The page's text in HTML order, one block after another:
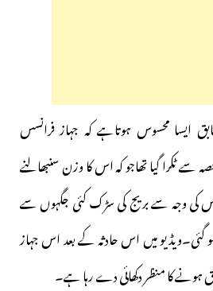
ایسا محسوس ہوتاہے کہ جہاز فرانسس
ٹکرا گیا تھاجو کہ اس کا وزن سنبھالنے
کی وجہ سے بریج کی سڑک کئی جگہوں سے
گئی۔ویڈیو میں اس حادثہ کے بعد اس جہاز
کا منظر دکھائی دے رہا ہے۔